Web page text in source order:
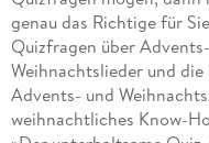
genau das Richtige für
Quizfragen über
Weihnachtslieder und
Advents- und
weihnachtliches Know-